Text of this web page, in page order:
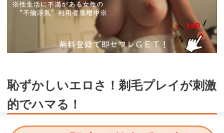
恥ずかしいエロさ！剃毛プレイが刺激
的でハマる！